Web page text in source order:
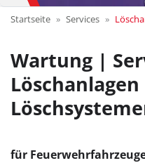
Startseite Services
Wartung |
für